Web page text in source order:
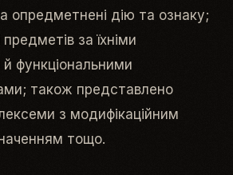
опредметнені дію та ознаку;
предметів за їхніми
функціональними
також представлено
з модифікаційним
тощо.